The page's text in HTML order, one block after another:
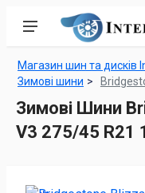
Магазин шин та дисків
Зимові шини
Зимові Шини
V3 275/45 R21